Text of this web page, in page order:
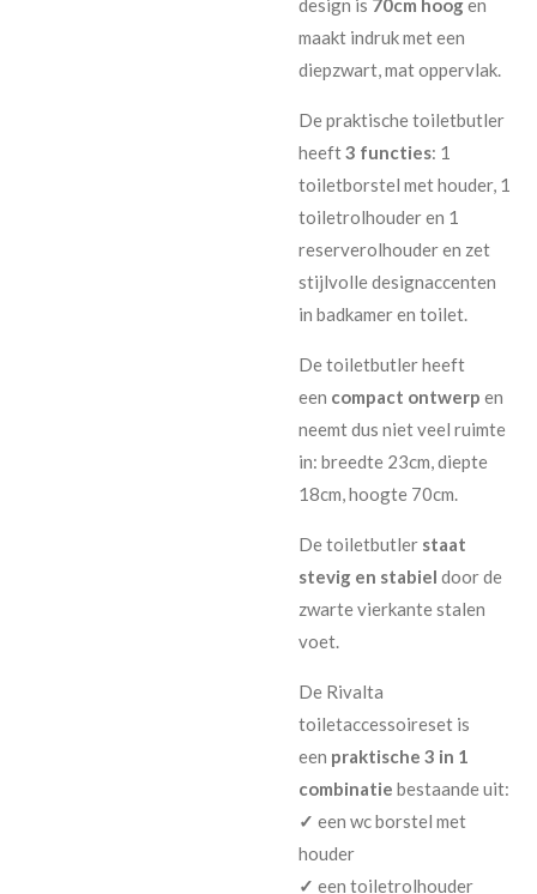
design is 70cm hoogen
maakt indruk met een
diepzwart, mat oppervlak.
De praktische toiletbutler
heeft3 functies: 1
toiletborstel met houder, 1
toiletrolhouder en 1
reserverolhouder en zet
stijlvolle designaccenten
in badkamer en toilet.
De toiletbutler heeft
een compact ontwerp en
neemt dus niet veel ruimte
in: breedte 23cm, diepte
18cm, hoogte 70cm.
De toiletbutler staat
stevig en stabiel door de
zwarte vierkante stalen
voet.
De Rivalta
toiletaccessoireset is
een praktische 3 in 1
combinatie bestaande uit:
✓ een wc borstel met
houder
✓ een toiletrolhouder